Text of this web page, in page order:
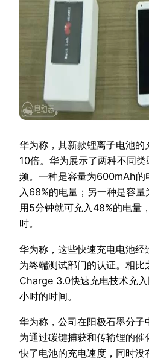
华为称，其新款锂离子电池的
10倍。华为展示了两种不同
频。一种是容量为600mAh的
入68%的电量；另一种是容
用5分钟就可充入48%的电量
时。
华为称，这些快速充电电池
为终端测试部门的认证。相
Charge 3.0快速充电技术充
小时的时间。
华为称，公司在阳极石墨分
为通过碳键捕获和传输锂的
快了电池的充电速度，同时